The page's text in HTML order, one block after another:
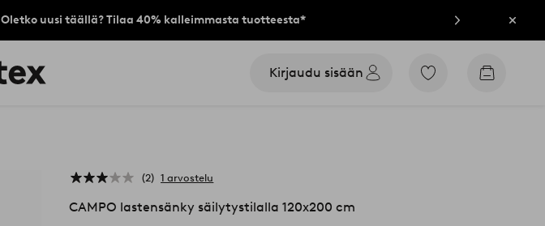
Oletko uusi täällä? Tilaa 40% kalleimmasta tuotteesta* Sulje
Kirjaudu sisään
Siirry
Siirry
2 1 arvostelu
CAMPO lastensänky säilytystilalla 120x200 cm